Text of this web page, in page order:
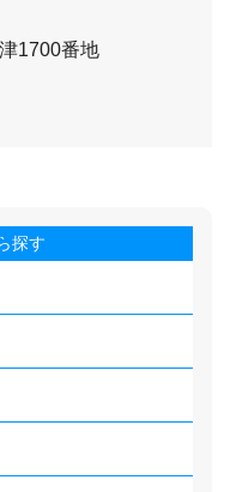
1700番地
探す